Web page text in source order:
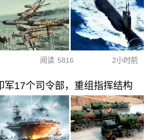
阅读 5816 2小时前
军17个司令部，重组指挥结构